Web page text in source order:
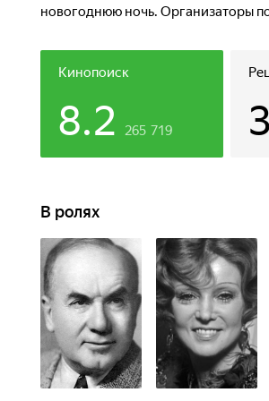
новогоднюю ночь. Организаторы
самодеятельности и
недалекого начальника, чтобы
Кинопоиск
8.2 265 719
В ролях